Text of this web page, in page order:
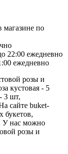
магазине по
22:00 ежедневно
ежедневно
розы и
кустовая - 5
3 шт,
сайте buket-
букетов,
У нас можно
розы и